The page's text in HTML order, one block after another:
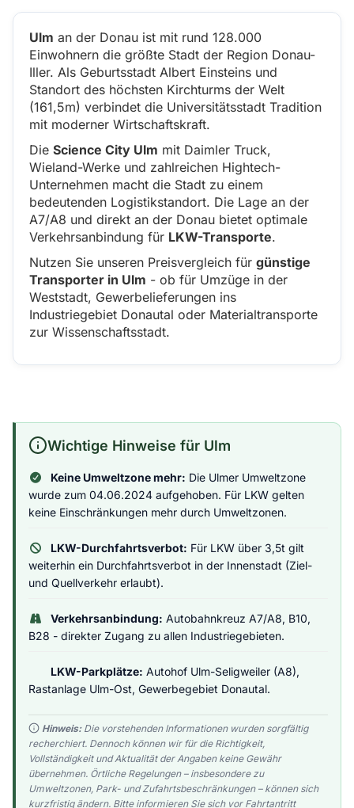
Ulm an der Donau ist mit rund 128.000
Einwohnern die größte Stadt der Region Donau-
Iller. Als Geburtsstadt Albert Einsteins und
Standort des höchsten Kirchturms der Welt
(161,5m) verbindet die Universitätsstadt Tradition
mit moderner Wirtschaftskraft.
Die Science City Ulm mit Daimler Truck,
Wieland-Werke und zahlreichen Hightech-
Unternehmen macht die Stadt zu einem
bedeutenden Logistikstandort. Die Lage an der
A7/A8 und direkt an der Donau bietet optimale
Verkehrsanbindung für LKW-Transporte.
Nutzen Sie unseren Preisvergleich für günstige
Transporter in Ulm - ob für Umzüge in der
Weststadt, Gewerbelieferungen ins
Industriegebiet Donautal oder Materialtransporte
zur Wissenschaftsstadt.
Wichtige Hinweise für Ulm
Keine Umweltzone mehr: Die Ulmer Umweltzone
wurde zum 04.06.2024 aufgehoben. Für LKW gelten
keine Einschränkungen mehr durch Umweltzonen.
LKW-Durchfahrtsverbot: Für LKW über 3,5t gilt
weiterhin ein Durchfahrtsverbot in der Innenstadt (Ziel-
und Quellverkehr erlaubt).
Verkehrsanbindung: Autobahnkreuz A7/A8, B10,
B28 - direkter Zugang zu allen Industriegebieten.
LKW-Parkplätze: Autohof Ulm-Seligweiler (A8),
Rastanlage Ulm-Ost, Gewerbegebiet Donautal.
Hinweis:Die vorstehenden Informationen wurden sorgfältig
recherchiert. Dennoch können wir für die Richtigkeit,
Vollständigkeit und Aktualität der Angaben keine Gewähr
übernehmen. Örtliche Regelungen – insbesondere zu
Umweltzonen, Park- und Zufahrtsbeschränkungen – können sich
kurzfristig ändern. Bitte informieren Sie sich vor Fahrtantritt